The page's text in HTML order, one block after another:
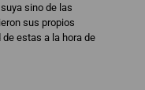
sino de las
sus propios
estas a la hora de